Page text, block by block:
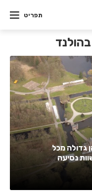
תפריט
גדולה מכל